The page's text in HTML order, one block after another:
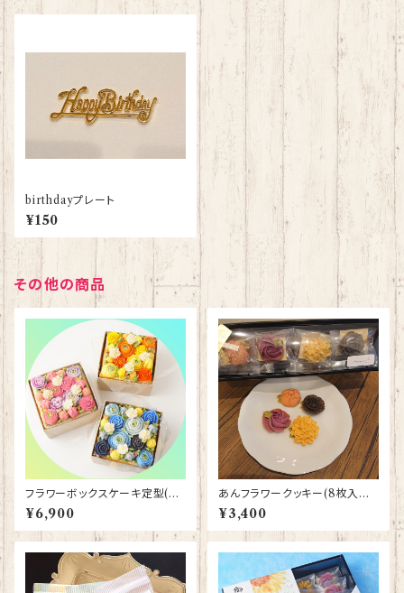
birthdayプレート
¥150
その他の商品
フラワーボックスケーキ定型(あ
んクリーム) 配送日指定不可
¥6,900
あんフラワークッキー(8枚入り)
2個セット
¥3,400